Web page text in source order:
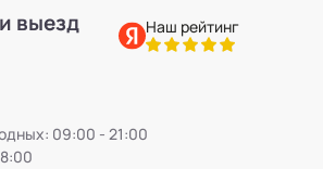
выезд
Наш рейтинг
09:00 - 21:00